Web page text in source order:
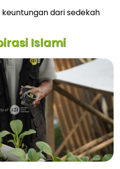
dari sedekah
Islami